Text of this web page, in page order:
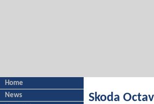
Home
News
Skoda